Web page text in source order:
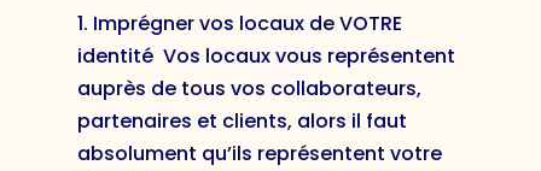
1. Imprégner vos locaux de VOTRE
identité Vos locaux vous représentent
auprès de tous vos collaborateurs,
partenaires et clients, alors il faut
absolument qu’ils représentent votre